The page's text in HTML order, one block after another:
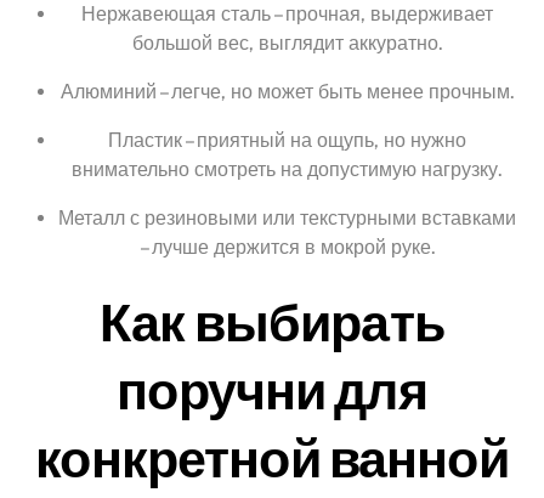
Нержавеющая сталь – прочная, выдерживает
большой вес, выглядит аккуратно.
Алюминий – легче, но может быть менее прочным.
Пластик – приятный на ощупь, но нужно
внимательно смотреть на допустимую нагрузку.
Металл с резиновыми или текстурными вставками
– лучше держится в мокрой руке.
Как выбирать
поручни для
конкретной ванной